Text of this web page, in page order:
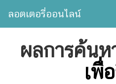
ลอตเตอรี่ออนไลน์
ผลการค้น
เพื่